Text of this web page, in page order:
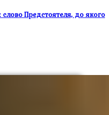
Предстоятеля, до якого